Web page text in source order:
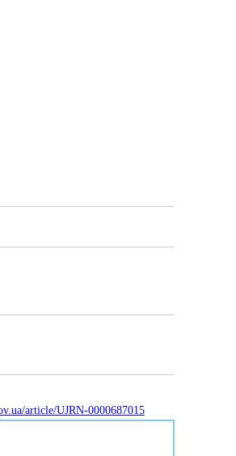
article/UJRN-0000687015